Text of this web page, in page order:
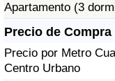
Apartamento (3
Precio de
Precio por Metro
Centro Urbano
Calificación del
(Actual)